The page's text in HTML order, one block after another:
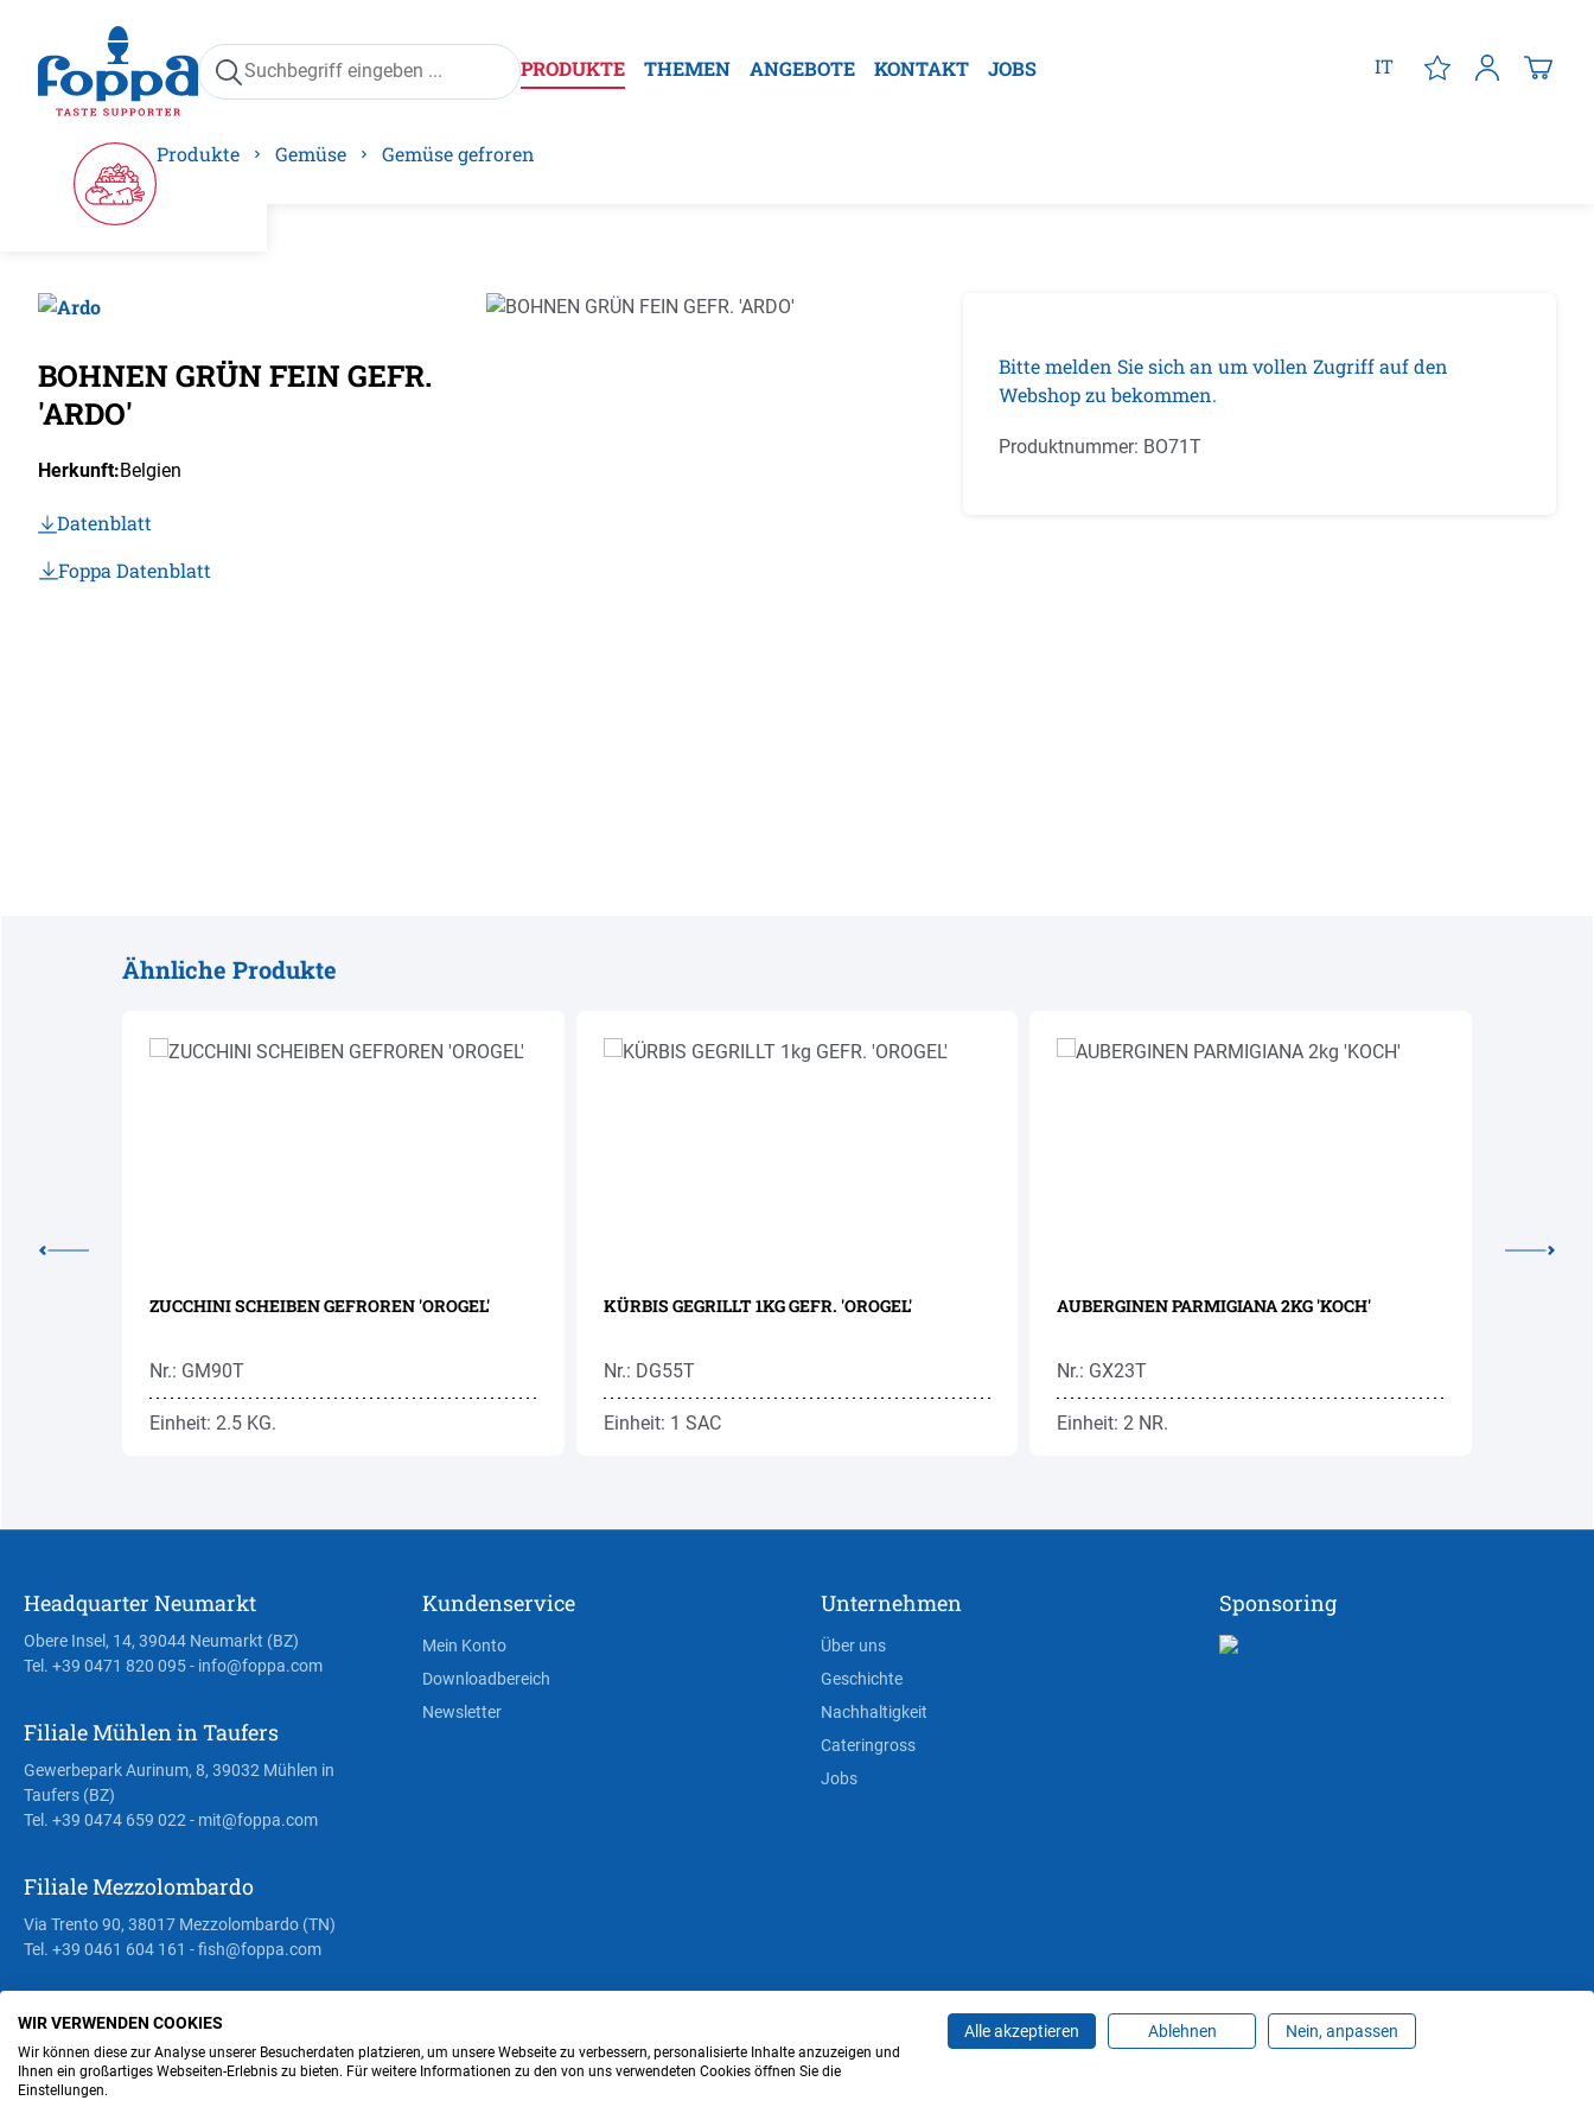
Zur Hauptnavigation springen
PRODUKTE THEMEN ANGEBOTE KONTAKT JOBS IT
Produkte Gemüse Gemüse gefroren
BOHNEN GRÜN FEIN GEFR.
'ARDO'
Herkunft:Belgien
Datenblatt
Foppa Datenblatt
Bildergalerie überspringen
Bitte melden Sie sich an um vollen Zugriff auf den
Webshop zu bekommen.
Produktnummer: BO71T
Ähnliche Produkte
ZUCCHINI SCHEIBEN GEFROREN 'OROGEL'
Nr.: GM90T
Einheit: 2.5 KG.
KÜRBIS GEGRILLT 1KG GEFR. 'OROGEL'
Nr.: DG55T
Einheit: 1 SAC
AUBERGINEN PARMIGIANA 2KG 'KOCH'
Nr.: GX23T
Einheit: 2 NR.
Headquarter Neumarkt
Obere Insel, 14, 39044 Neumarkt (BZ)
Tel. +39 0471 820 095- info@foppa.com
Filiale Mühlen in Taufers
Gewerbepark Aurinum, 8, 39032 Mühlen in
Taufers (BZ)
Tel. +39 0474 659 022 - mit@foppa.com
Filiale Mezzolombardo
Via Trento 90, 38017 Mezzolombardo (TN)
Tel. +39 0461 604 161 - fish@foppa.com
Kundenservice
Mein Konto
Downloadbereich
Newsletter
Unternehmen
Über uns
Geschichte
Nachhaltigkeit
Cateringross
Jobs
Sponsoring
Steuer- und MwSt.- Nr. IT00676670219 AGB Privacy Policy Impressum
Cookie-Einstellungen ändern
WIR VERWENDEN COOKIES
Wir können diese zur Analyse unserer Besucherdaten platzieren, um unsere Webseite zu verbessern, personalisierte Inhalte anzuzeigen und
Ihnen ein großartiges Webseiten-Erlebnis zu bieten. Für weitere Informationen zu den von uns verwendeten Cookies öffnen Sie die
Einstellungen.
Alle akzeptieren Ablehnen Nein, anpassen